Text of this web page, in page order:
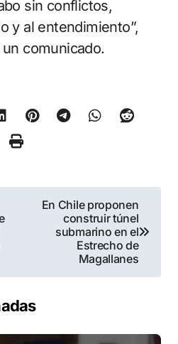
sin conflictos,
y al entendimiento”,
comunicado.
En Chile proponen
construir túnel
submarino en el
Estrecho de
Magallanes